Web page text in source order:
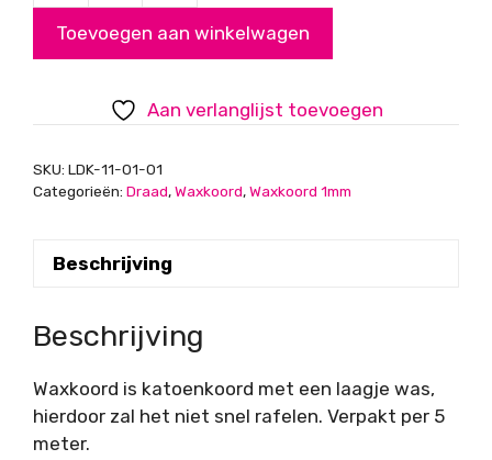
1mm
Toevoegen aan winkelwagen
Aan verlanglijst toevoegen
SKU: LDK-11-01-01
Categorieën: Draad,Waxkoord,Waxkoord 1mm
Beschrijving
Beschrijving
Waxkoord is katoenkoord met een laagje was,
hierdoor zal het niet snel rafelen. Verpakt per 5
meter.